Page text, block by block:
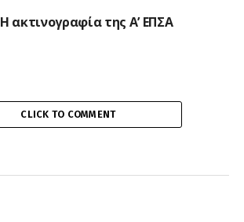
Η ακτινογραφία της Α’ ΕΠΣΑ
CLICK TO COMMENT